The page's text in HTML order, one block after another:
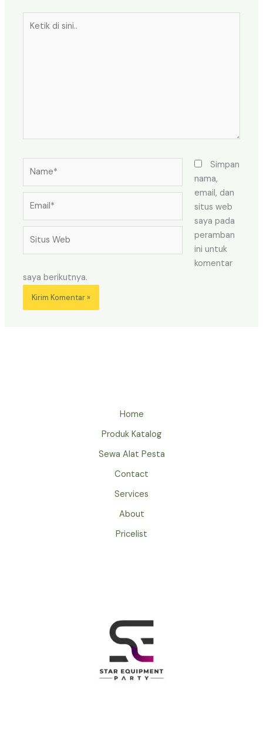
Web
Simpan
nama,
email, dan
situs web
saya pada
peramban
ini untuk
komentar
saya berikutnya.
Home
Produk Katalog
Sewa Alat Pesta
Contact
Services
About
Pricelist